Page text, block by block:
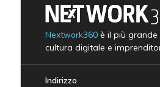
Nextwork360è il più grande
cultura digitale e
Indirizzo